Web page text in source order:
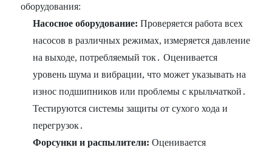
оборудования:
Насосное оборудование: Проверяется работа всех
насосов в различных режимах, измеряется давление
на выходе, потребляемый ток․ Оценивается
уровень шума и вибрации, что может указывать на
износ подшипников или проблемы с крыльчаткой․
Тестируются системы защиты от сухого хода и
перегрузок․
Форсунки и распылители: Оценивается